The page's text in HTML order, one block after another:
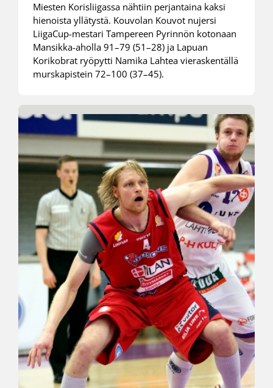
Miesten Korisliigassa nähtiin perjantaina kaksi
hienoista yllätystä. Kouvolan Kouvot nujersi
LiigaCup-mestari Tampereen Pyrinnön kotonaan
Mansikka-aholla 91–79 (51–28) ja Lapuan
Korikobrat ryöpytti Namika Lahtea vieraskentällä
murskapistein 72–100 (37–45).